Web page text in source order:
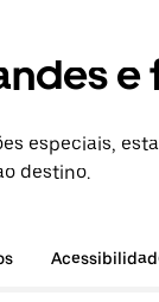
e
especiais,
destino.